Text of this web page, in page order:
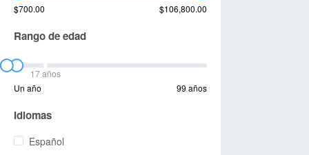
$700.00 $106,800.00
Rango de edad
17 años
Un año
99 años
Idiomas
Español